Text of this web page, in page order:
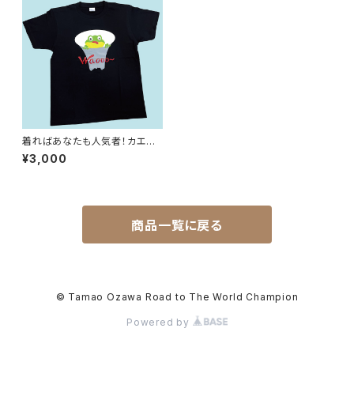
着ればあなたも人気者！カエル
ちゃんTシャツ
¥3,000
商品一覧に戻る
© Tamao Ozawa Road to The World Champion
Powered by